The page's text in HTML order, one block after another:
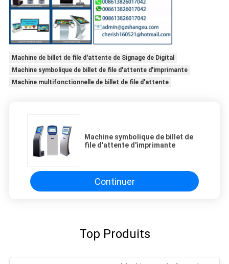
Machine de billet de file d'attente de Signage de Digital
Machine symbolique de billet de file d'attente d'imprimante
Machine multifonctionnelle de billet de file d'attente
Machine symbolique de billet de
file d'attente d'imprimante
Continuer
Top Produits